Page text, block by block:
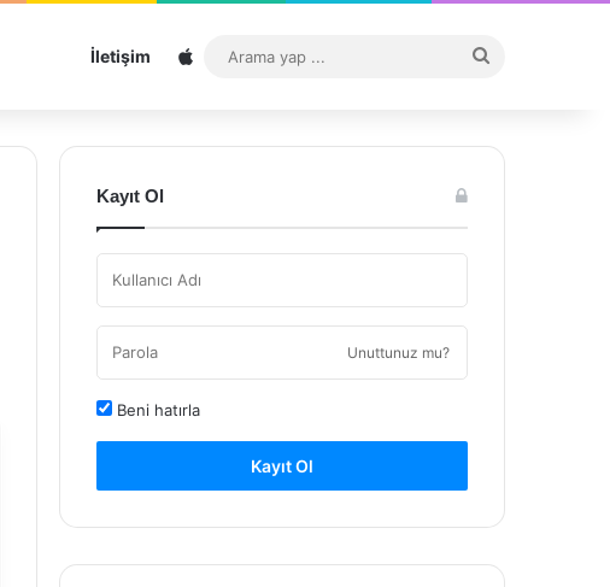
İletişim Sitemap
...
Kayıt Ol
Unuttunuz mu?
Beni hatırla
Kayıt Ol